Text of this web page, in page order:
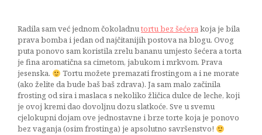
Radila sam već jednom čokoladnutortu bez šećerakoja je bila
prava bomba i jedan od najčitanijih postova na blogu. Ovog
puta ponovo sam koristila zrelu bananu umjesto šećera a torta
je fina aromatična sa cimetom, jabukom i mrkvom. Prava
jesenska.
Tortu možete premazati frostingom a i ne morate
(ako želite da bude baš baš zdrava). Ja sam malo začinila
frosting od sira i maslaca s nekoliko žličica dulce de leche, koji
je ovoj kremi dao dovoljnu dozu slatkoće. Sve u svemu
cjelokupni dojam ove jednostavne i brze torte koja je ponovo
bez vaganja (osim frostinga) je apsolutno savršenstvo!